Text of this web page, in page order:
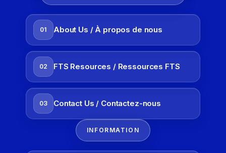
01 About Us / À propos de nous
02 FTS Resources / Ressources FTS
03 Contact Us / Contactez-nous
INFORMATION